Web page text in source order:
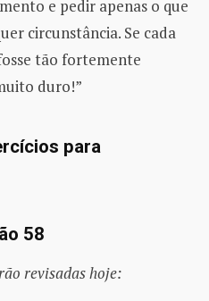
e pedir apenas o que
circunstância. Se cada
tão fortemente
duro!”
para
58
revisadas hoje: